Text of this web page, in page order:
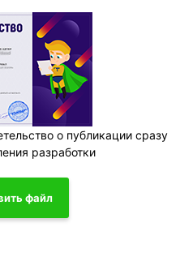
о публикации сразу
разработки
файл